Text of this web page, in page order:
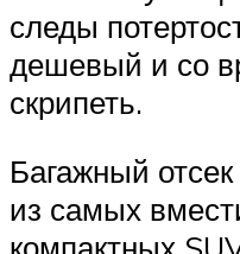
следы
дешевый и со
скрипеть.
Багажный
из самых
компактных